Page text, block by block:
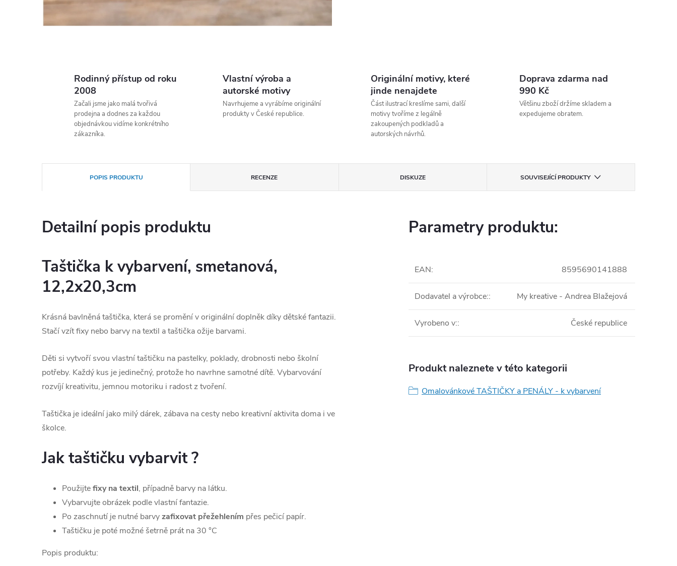
Rodinný přístup od roku
2008
Začali jsme jako malá tvořivá
prodejna a dodnes za každou
objednávkou vidíme konkrétního
zákazníka.
Vlastní výroba a
autorské motivy
Navrhujeme a vyrábíme originální
produkty v České republice.
Originální motivy, které
jinde nenajdete
Část ilustrací kreslíme sami, další
motivy tvoříme z legálně
zakoupených podkladů a
autorských návrhů.
Doprava zdarma nad
990 Kč
Většinu zboží držíme skladem a
expedujeme obratem.
POPIS PRODUKTU RECENZE DISKUZE SOUVISEJÍCÍ PRODUKTY
Detailní popis produktu
Taštička k vybarvení, smetanová,
12,2x20,3cm
Krásná bavlněná taštička, která se promění v originální doplněk díky dětské fantazii.
Stačí vzít fixy nebo barvy na textil a taštička ožije barvami.
Děti si vytvoří svou vlastní taštičku na pastelky, poklady, drobnosti nebo školní
potřeby. Každý kus je jedinečný, protože ho navrhne samotné dítě. Vybarvování
rozvíjí kreativitu, jemnou motoriku i radost z tvoření.
Taštička je ideální jako milý dárek, zábava na cesty nebo kreativní aktivita doma i ve
školce.
Jak taštičku vybarvit ?
Použijtefixy na textil, případně barvy na látku.
Vybarvujte obrázek podle vlastní fantazie.
Po zaschnutí je nutné barvyzafixovat přežehlením přes pečicí papír.
Taštičku je poté možné šetrně prát na 30 °C
Popis produktu:
Parametry produktu:
EAN: 8595690141888
Dodavatel a výrobce:: My kreative - Andrea Blažejová
Vyrobeno v:: České republice
Produkt naleznete v této kategorii
Omalovánkové TAŠTIČKY a PENÁLY - k vybarvení